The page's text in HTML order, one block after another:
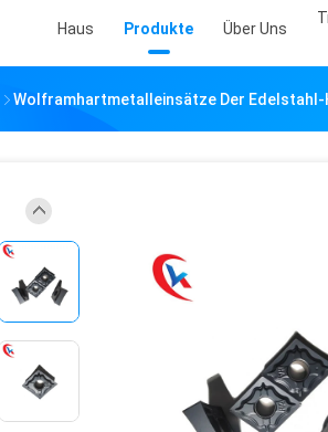
Haus Produkte Über Uns
Wolframhartmetalleinsätze Der